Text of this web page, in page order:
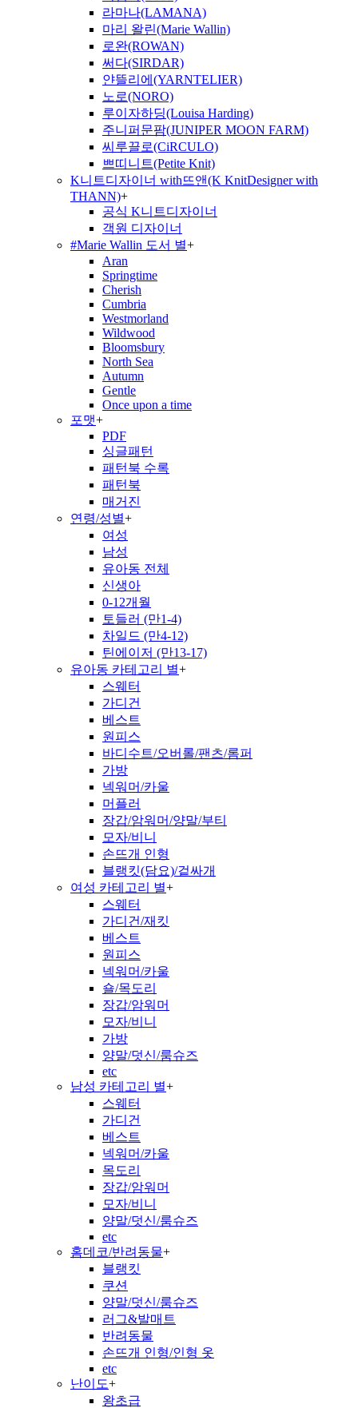
라마나(LAMANA)
마리 왈린(Marie Wallin)
로완(ROWAN)
써다(SIRDAR)
얀뜰리에(YARNTELIER)
노로(NORO)
루이자하딩(Louisa Harding)
주니퍼문팜(JUNIPER MOON FARM)
씨루끌로(CiRCULO)
쁘띠니트(Petite Knit)
K니트디자이너 with뜨앤(K KnitDesigner with
THANN)+
공식 K니트디자이너
객원 디자이너
#Marie Wallin 도서 별+
Aran
Springtime
Cherish
Cumbria
Westmorland
Wildwood
Bloomsbury
North Sea
Autumn
Gentle
Once upon a time
포맷+
PDF
싱글패턴
패턴북 수록
패턴북
매거진
연령/성별+
여성
남성
유아동 전체
신생아
0-12개월
토들러 (만1-4)
차일드 (만4-12)
틴에이저 (만13-17)
유아동 카테고리 별+
스웨터
가디건
베스트
원피스
바디수트/오버롤/팬츠/롬퍼
가방
넥워머/카울
머플러
장갑/암워머/양말/부티
모자/비니
손뜨개 인형
블랭킷(담요)/겉싸개
여성 카테고리 별+
스웨터
가디건/재킷
베스트
원피스
넥워머/카울
숄/목도리
장갑/암워머
모자/비니
가방
양말/덧신/룸슈즈
etc
남성 카테고리 별+
스웨터
가디건
베스트
넥워머/카울
목도리
장갑/암워머
모자/비니
양말/덧신/룸슈즈
etc
홈데코/반려동물+
블랭킷
쿠션
양말/덧신/룸슈즈
러그&발매트
반려동물
손뜨개 인형/인형 옷
etc
난이도+
왕초급